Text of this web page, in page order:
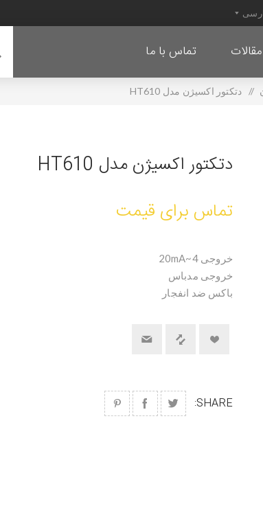
مقالات تماس با ما
/ دتکتور اکسیژن مدل HT610
دتکتور اکسیژن مدل HT610
تماس برای قیمت
خروجی 4~20mA
خروجی مدباس
باکس ضد انفجار
SHARE: